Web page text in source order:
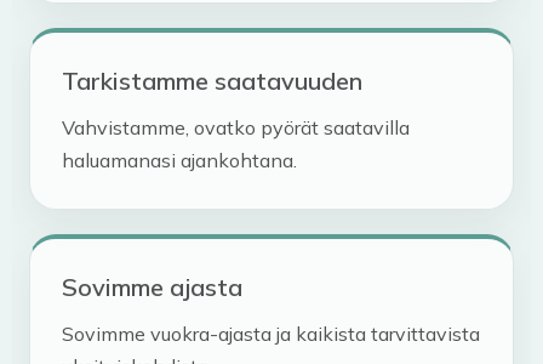
Tarkistamme saatavuuden
Vahvistamme, ovatko pyörät saatavilla
haluamanasi ajankohtana.
Sovimme ajasta
Sovimme vuokra-ajasta ja kaikista tarvittavista